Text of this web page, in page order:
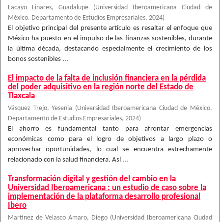
Lacayo Linares, Guadalupe (Universidad Iberoamericana Ciudad de
México. Departamento de Estudios Empresariales, 2024)
El objetivo principal del presente artículo es resaltar el enfoque que
México ha puesto en el impulso de las finanzas sostenibles, durante
la última década, destacando especialmente el crecimiento de los
bonos sostenibles ...
El impacto de la falta de inclusión financiera en la pérdida
del poder adquisitivo en la región norte del Estado de
Tlaxcala
Vásquez Trejo, Yesenia (Universidad Iberoamericana Ciudad de México.
Departamento de Estudios Empresariales, 2024)
El ahorro es fundamental tanto para afrontar emergencias
económicas como para el logro de objetivos a largo plazo o
aprovechar oportunidades, lo cual se encuentra estrechamente
relacionado con la salud financiera. Así ...
Transformación dígital y gestión del cambio en la
Universidad Iberoamericana : un estudio de caso sobre la
implementación de la plataforma desarrollo profesional
Ibero
Martínez de Velasco Amaro, Diego (Universidad Iberoamericana Ciudad